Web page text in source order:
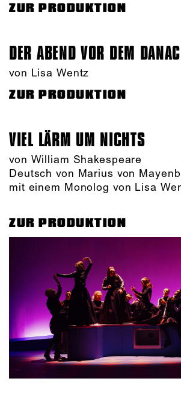
ZUR PRODUKTION
DER ABEND VOR DEM
von Lisa Wentz
ZUR PRODUKTION
VIEL LÄRM UM NICHTS
von William Shakespeare
Deutsch von Marius von
mit einem Monolog von Lisa
ZUR PRODUKTION